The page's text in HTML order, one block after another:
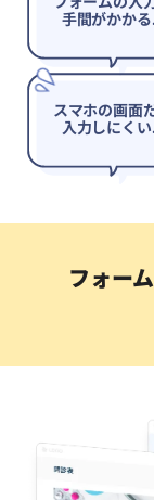
手間がかかる
スマホの画面
入力しにくい
フォー